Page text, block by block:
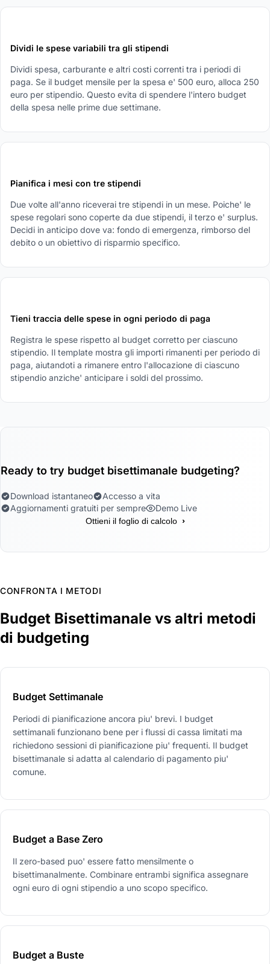
Dividi le spese variabili tra gli stipendi
Dividi spesa, carburante e altri costi correnti tra i periodi di
paga. Se il budget mensile per la spesa e' 500 euro, alloca 250
euro per stipendio. Questo evita di spendere l'intero budget
della spesa nelle prime due settimane.
Pianifica i mesi con tre stipendi
Due volte all'anno riceverai tre stipendi in un mese. Poiche' le
spese regolari sono coperte da due stipendi, il terzo e' surplus.
Decidi in anticipo dove va: fondo di emergenza, rimborso del
debito o un obiettivo di risparmio specifico.
Tieni traccia delle spese in ogni periodo di paga
Registra le spese rispetto al budget corretto per ciascuno
stipendio. Il template mostra gli importi rimanenti per periodo di
paga, aiutandoti a rimanere entro l'allocazione di ciascuno
stipendio anziche' anticipare i soldi del prossimo.
Ready to try budget bisettimanale budgeting?
Download istantaneo
Accesso a vita
Aggiornamenti gratuiti per sempre
Demo Live
Ottieni il foglio di calcolo ›
CONFRONTA I METODI
Budget Bisettimanale vs altri metodi
di budgeting
Budget Settimanale
Periodi di pianificazione ancora piu' brevi. I budget
settimanali funzionano bene per i flussi di cassa limitati ma
richiedono sessioni di pianificazione piu' frequenti. Il budget
bisettimanale si adatta al calendario di pagamento piu'
comune.
Budget a Base Zero
Il zero-based puo' essere fatto mensilmente o
bisettimanalmente. Combinare entrambi significa assegnare
ogni euro di ogni stipendio a uno scopo specifico.
Budget a Buste